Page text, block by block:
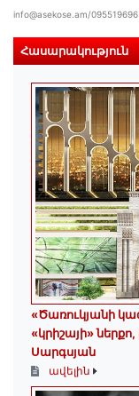
info@asekose.am/095519696
Հասարակություն
«Ծառուկյանի
«կրիշայի»
Սարգսյան
ավելին